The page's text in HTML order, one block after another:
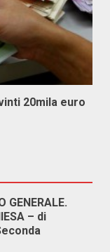
20mila euro
GENERALE.
– di